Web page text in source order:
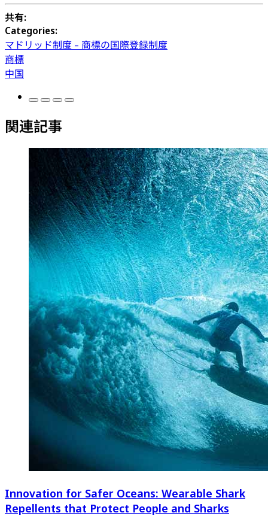
共有:
Categories:
マドリッド制度 – 商標の国際登録制度
商標
中国
関連記事
Innovation for Safer Oceans: Wearable Shark
Repellents that Protect People and Sharks